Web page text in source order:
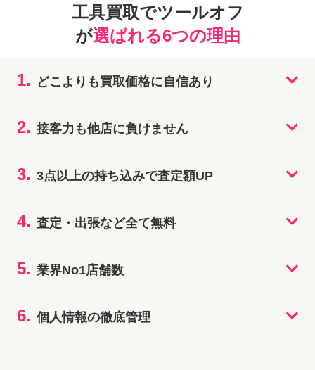
工具買取でツールオフ
が選ばれる6つの理由
1. どこよりも買取価格に自信あり
2. 接客力も他店に負けません
3. 3点以上の持ち込みで査定額UP
4. 査定・出張など全て無料
5. 業界No1店舗数
6. 個人情報の徹底管理